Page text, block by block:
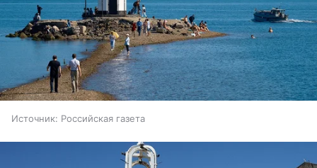
Источник: Российская газета